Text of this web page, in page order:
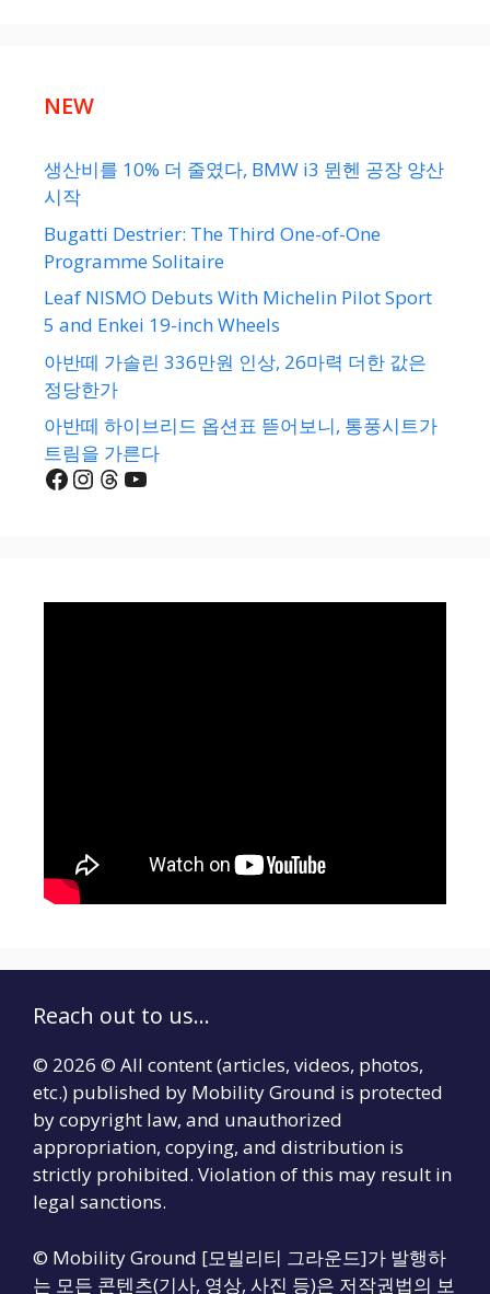
NEW
생산비를 10% 더 줄였다, BMW i3 뮌헨 공장 양산
시작
Bugatti Destrier: The Third One-of-One
Programme Solitaire
Leaf NISMO Debuts With Michelin Pilot Sport
5 and Enkei 19-inch Wheels
아반떼 가솔린 336만원 인상, 26마력 더한 값은
정당한가
아반떼 하이브리드 옵션표 뜯어보니, 통풍시트가
트림을 가른다
Facebook
Instagram
Threads
YouTube
Reach out to us...
© 2026 © All content (articles, videos, photos,
etc.) published by Mobility Ground is protected
by copyright law, and unauthorized
appropriation, copying, and distribution is
strictly prohibited. Violation of this may result in
legal sanctions.
© Mobility Ground [모빌리티 그라운드]가 발행하
는 모든 콘텐츠(기사, 영상, 사진 등)은 저작권법의 보